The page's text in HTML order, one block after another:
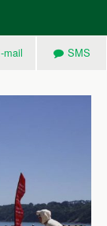
mail SMS